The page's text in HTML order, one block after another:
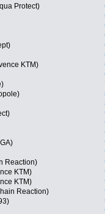
Protect)
KTM)
Reaction)
KTM)
KTM)
Reaction)